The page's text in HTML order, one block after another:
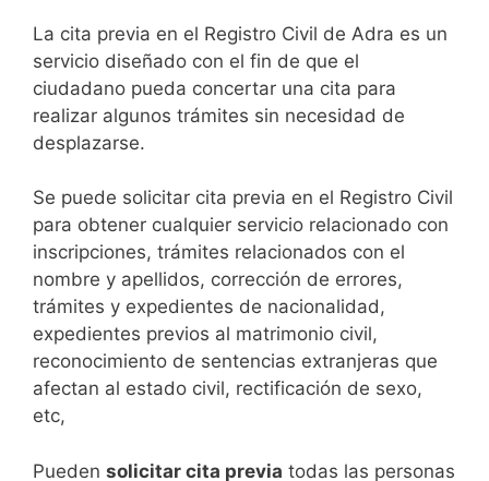
​​​​​​​​​​​​​​​​​​​​​​​​​​​​La cita previa en el Registro Civil de Adra es un
servicio diseñado con el fin de que el
ciudadano pueda concertar una cita para
realizar algunos trámites sin necesidad de
desplazarse.​
Se puede solicitar cita previa en el Registro Civil
para obtener cualquier servicio relacionado con
inscripciones, trámites relacionados con el
nombre y apellidos, corrección de errores,
trámites y expedientes de nacionalidad,
expedientes previos al matrimonio civil,
reconocimiento de sentencias extranjeras que
afectan al estado civil, rectificación de sexo,
etc,
​Pueden solicitar cita previa todas las personas